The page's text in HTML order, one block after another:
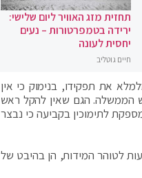
תחזית מזג האוויר ליום שלישי:
ירידה בטמפרטורות – נעים
יחסית לעונה
חיים גוטליב
את תפקידו, בנימוק כי אין
הממשלה. הגם שאין להקל ראש
לתימוכין בקביעה כי נבצר
לטוהר המידות, הן בהיבט של